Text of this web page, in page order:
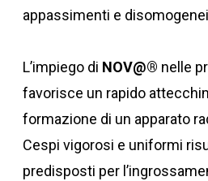
appassimenti e
L’impiego di NOV@® nelle
favorisce un rapido
formazione di un apparato
Cespi vigorosi e uniformi
predisposti per